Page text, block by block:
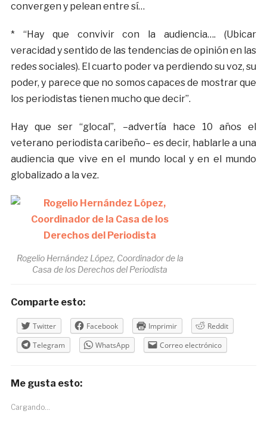
convergen y pelean entre sí…
* “Hay que convivir con la audiencia…. (Ubicar
veracidad y sentido de las tendencias de opinión en las
redes sociales). El cuarto poder va perdiendo su voz, su
poder, y parece que no somos capaces de mostrar que
los periodistas tienen mucho que decir”.
Hay que ser “glocal”, –advertía hace 10 años el
veterano periodista caribeño– es decir, hablarle a una
audiencia que vive en el mundo local y en el mundo
globalizado a la vez.
Rogelio Hernández López, Coordinador de la
Casa de los Derechos del Periodista
Comparte esto:
Twitter Facebook Imprimir
Reddit
Telegram
WhatsApp Correo electrónico
Me gusta esto:
Cargando...